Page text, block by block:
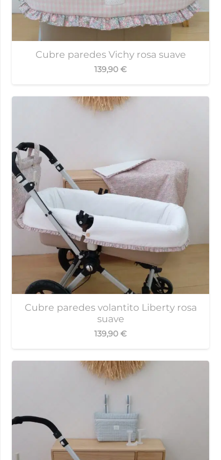
Cubre paredes Vichy rosa suave
139,90 €
Cubre paredes volantito Liberty rosa
suave
139,90 €